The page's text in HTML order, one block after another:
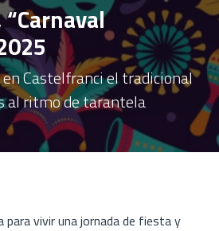
Castelfranci el tradicional
al ritmo de tarantela
para vivir una jornada de fiesta y